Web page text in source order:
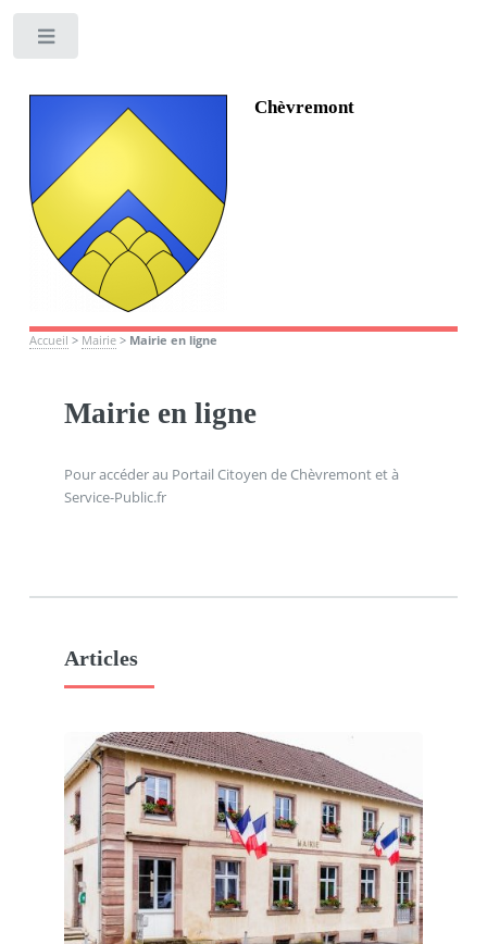
Chèvremont
Accueil > Mairie> Mairie en ligne
Mairie en ligne
Pour accéder au Portail Citoyen de Chèvremont et à
Service-Public.fr
Articles